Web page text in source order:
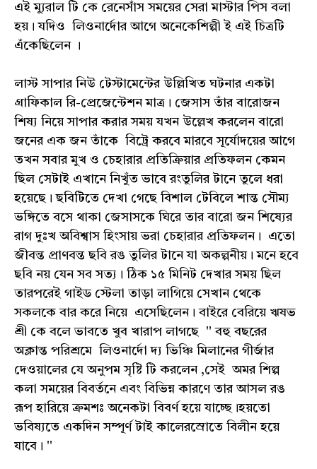
এই ম্যুরাল টি কে রেনেসাঁস সময়ের সেরা মাস্টার পিস বলা
হয়। যদিও লিওনার্দোর আগে অনেকেশিল্পী ই এই চিত্রটি
এঁকেছিলেন ।
লাস্ট সাপার নিউ টেস্টামেন্টের উল্লিখিত ঘটনার একটা
গ্রাফিকাল রি-প্রেজেন্টেশন মাত্র। জেসাস তাঁর বারোজন
শিষ্য নিয়ে সাপার করার সময় যখন উল্লেখ করলেন বারো
জনের এক জন তাঁকে বিট্রে করবে মারবে সূর্যোদয়ের আগে
তখন সবার মুখ ও চেহারার প্রতিক্রিয়ার প্রতিফলন কেমন
ছিল সেটাই এখানে নিখুঁত ভাবে রংতুলির টানে তুলে ধরা
হয়েছে। ছবিটিতে দেখা গেছে বিশাল টেবিলে শান্ত সৌম্য
ভঙ্গিতে বসে থাকা জেসাসকে ঘিরে তার বারো জন শিষ্যের
রাগ দুঃখ অবিশ্বাস হিংসায় ভরা চেহারার প্রতিফলন। এতো
জীবন্ত প্রাণবন্ত ছবি রঙ তুলির টানে যা অকল্পনীয়। মনে হবে
ছবি নয় যেন সব সত্য। ঠিক ১৫ মিনিট দেখার সময় ছিল
তারপরেই গাইড স্টেলা তাড়া লাগিয়ে সেখান থেকে
সকলকে বার করে নিয়ে এসেছিলেন। বাইরে বেরিয়ে ঋষভ
শ্রী কে বলে ভাবতে খুব খারাপ লাগছে '' বহু বছরের
অক্লান্ত পরিশ্রমে লিওনার্দো দ্য ভিঞ্চি মিলানের গীর্জার
দেওয়ালের যে অনুপম সৃষ্টি টি করলেন ,সেই অমর শিল্প
কলা সময়ের বিবর্তনে এবং বিভিন্ন কারণে তার আসল রঙ
রূপ হারিয়ে ক্রমশঃ অনেকটা বিবর্ণ হয়ে যাচ্ছে।হয়তো
ভবিষ্যতে একদিন সম্পূর্ণ টাই কালেরস্রোতে বিলীন হয়ে
যাবে। ''